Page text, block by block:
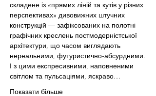
складене із «прямих ліній та кутів у різних
перспективах» дивовижних штучних
конструкцій — зафіксованих на полотні
графічних креслень постмодерністської
архітектури, що часом виглядають
нереальними, футуристично-абсурдними.
І з цими експресивними, наповненими
світлом та пульсаціями, яскраво…
Показати більше